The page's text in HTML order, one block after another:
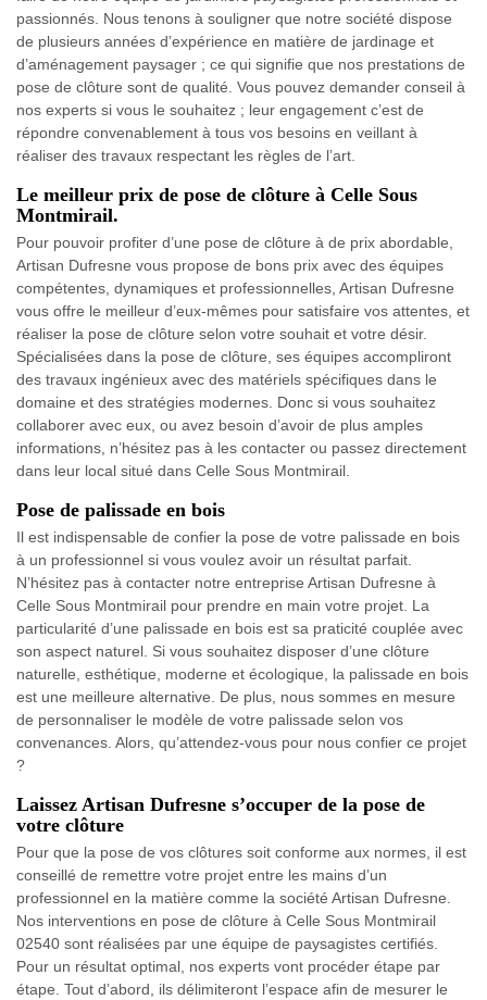
passionnés. Nous tenons à souligner que notre société dispose
de plusieurs années d’expérience en matière de jardinage et
d’aménagement paysager ; ce qui signifie que nos prestations de
pose de clôture sont de qualité. Vous pouvez demander conseil à
nos experts si vous le souhaitez ; leur engagement c’est de
répondre convenablement à tous vos besoins en veillant à
réaliser des travaux respectant les règles de l’art.
Le meilleur prix de pose de clôture à Celle Sous
Montmirail.
Pour pouvoir profiter d’une pose de clôture à de prix abordable,
Artisan Dufresne vous propose de bons prix avec des équipes
compétentes, dynamiques et professionnelles, Artisan Dufresne
vous offre le meilleur d’eux-mêmes pour satisfaire vos attentes, et
réaliser la pose de clôture selon votre souhait et votre désir.
Spécialisées dans la pose de clôture, ses équipes accompliront
des travaux ingénieux avec des matériels spécifiques dans le
domaine et des stratégies modernes. Donc si vous souhaitez
collaborer avec eux, ou avez besoin d’avoir de plus amples
informations, n’hésitez pas à les contacter ou passez directement
dans leur local situé dans Celle Sous Montmirail.
Pose de palissade en bois
Il est indispensable de confier la pose de votre palissade en bois
à un professionnel si vous voulez avoir un résultat parfait.
N’hésitez pas à contacter notre entreprise Artisan Dufresne à
Celle Sous Montmirail pour prendre en main votre projet. La
particularité d’une palissade en bois est sa praticité couplée avec
son aspect naturel. Si vous souhaitez disposer d’une clôture
naturelle, esthétique, moderne et écologique, la palissade en bois
est une meilleure alternative. De plus, nous sommes en mesure
de personnaliser le modèle de votre palissade selon vos
convenances. Alors, qu’attendez-vous pour nous confier ce projet
?
Laissez Artisan Dufresne s’occuper de la pose de
votre clôture
Pour que la pose de vos clôtures soit conforme aux normes, il est
conseillé de remettre votre projet entre les mains d’un
professionnel en la matière comme la société Artisan Dufresne.
Nos interventions en pose de clôture à Celle Sous Montmirail
02540 sont réalisées par une équipe de paysagistes certifiés.
Pour un résultat optimal, nos experts vont procéder étape par
étape. Tout d’abord, ils délimiteront l’espace afin de mesurer le